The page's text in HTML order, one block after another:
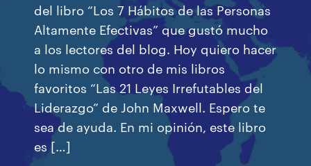
del libro “Los 7 Hábitos de las Personas
Altamente Efectivas” que gustó mucho
a los lectores del blog. Hoy quiero hacer
lo mismo con otro de mis libros
favoritos “Las 21 Leyes Irrefutables del
Liderazgo” de John Maxwell. Espero te
sea de ayuda. En mi opinión, este libro
es […]